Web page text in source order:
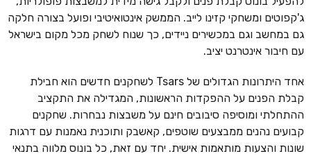
ג'קפוטים ומשחקי קזינו לייב. הממשק אינטואיטיבי ופועל בצורה חלקה
גם במחשב וגם במכשירים ניידים, כך שנוח לשחק מכל מקום בישראל
עם חיבור אינטרנט יציב.
אחד היתרונות הגדולים של Tsars לשחקנים חדשים הוא חבילת
קבלת הפנים על ההפקדות הראשונות, המגדילה את התקציב
ההתחלתי ומוסיפה סיבובים חינם על משבצות נבחרות. שחקנים
קבועים נהנים ממבצעים שוטפים, קאשבק ותוכנית נאמנות עם דרגות
שונות והצעות מותאמות אישית. יחד עם זאת, כל בונוס מלווה בתנאי